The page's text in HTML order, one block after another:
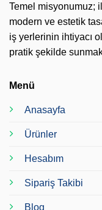
Temel misyonumuz;
modern ve estetik
iş yerlerinin ihtiyacı
pratik şekilde
Menü
Anasayfa
Ürünler
Hesabım
Sipariş Takibi
Blog